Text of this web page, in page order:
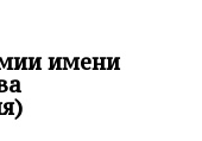
имени